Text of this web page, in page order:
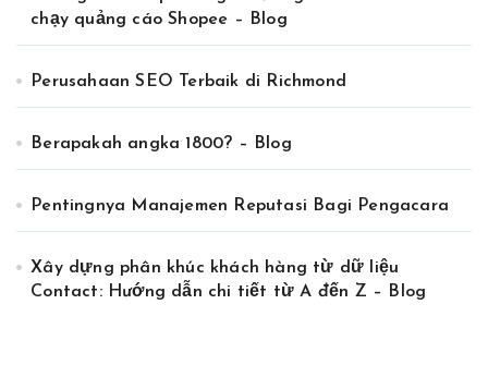
chạy quảng cáo Shopee – Blog
Perusahaan SEO Terbaik di Richmond
Berapakah angka 1800? – Blog
Pentingnya Manajemen Reputasi Bagi Pengacara
Xây dựng phân khúc khách hàng từ dữ liệu
Contact: Hướng dẫn chi tiết từ A đến Z – Blog